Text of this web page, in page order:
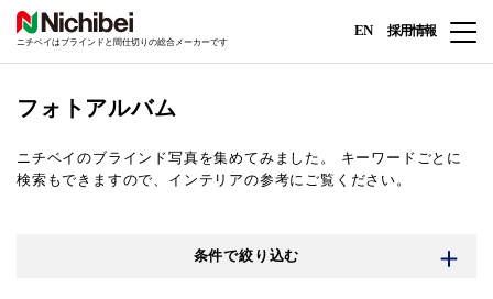
ニチベイはブラインドと間仕切りの総合メーカーです
EN 採用情報
フォトアルバム
ニチベイのブラインド写真を集めてみました。
キーワードごとに
検索もできますので、インテリアの参考にご覧ください。
条件で絞り込む